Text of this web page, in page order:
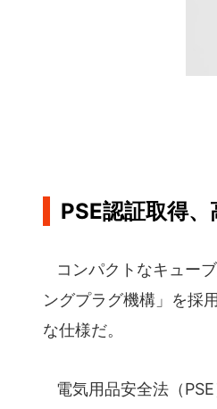
PSE認証取得
コンパクトなキュー
ングプラグ機構」を採
な仕様だ。
電気用品安全法（